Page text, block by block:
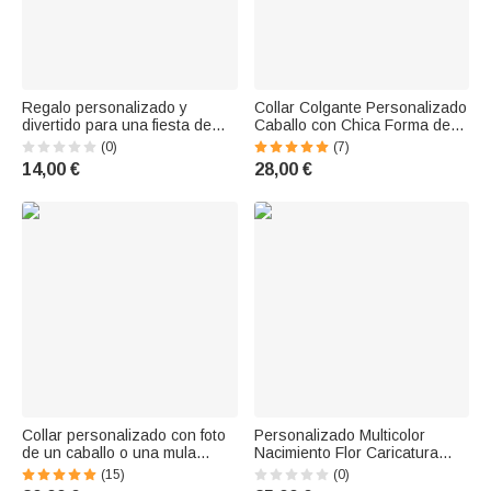
Regalo personalizado y
divertido para una fiesta de
cumpleaños: gorro con foto,
detalle para invitados, ideal
para la familia, niños, perros y
(0)
14,00 €
Collar Colgante Personalizado
Caballo con Chica Forma de
Corazon Regalos para Ella
(7)
28,00 €
Collar personalizado con foto
de un caballo o una mula
dibujada a mano, con una
delicada joya de turquesa:
(15)
Personalizado Multicolor
Nacimiento Flor Caricatura
Caballo PU Cartera de cuero
con nombre Cumpleaños
(0)